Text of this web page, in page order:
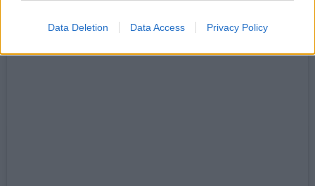
Data Deletion Data Access Privacy Policy